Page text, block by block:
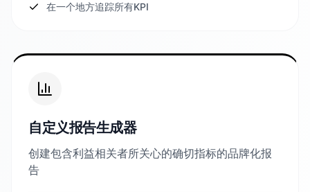
在一个地方追踪所有KPI
自定义报告生成器
创建包含利益相关者所关心的确切指标的品牌化报
告